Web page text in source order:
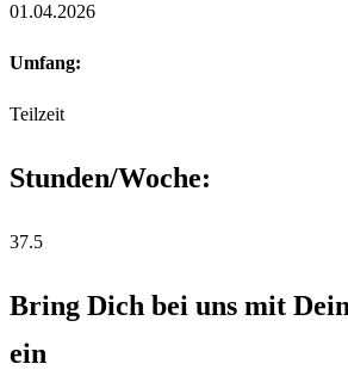
01.04.2026
Umfang:
Teilzeit
Stunden/Woche:
37.5
Bring Dich bei uns mit
ein